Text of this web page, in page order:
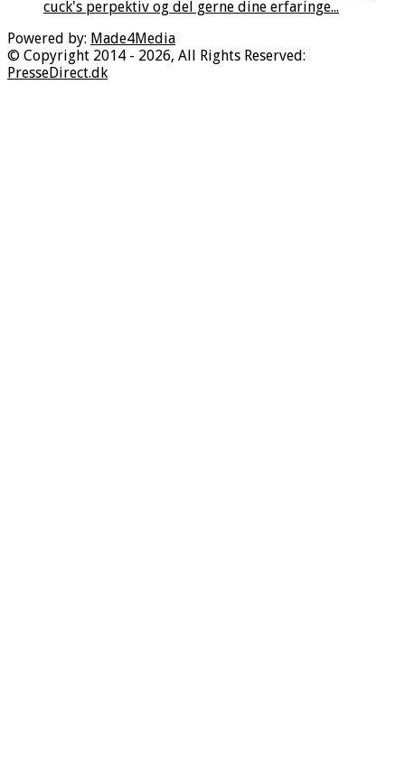
cuck's perpektiv og del gerne dine erfaringe...
Powered by: Made4Media
© Copyright 2014 - 2026, All Rights Reserved:
PresseDirect.dk